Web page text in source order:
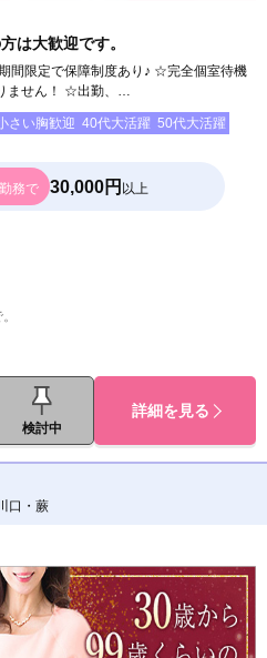
は大歓迎です。
間限定で保障制度あり♪ ☆完全個室待機
ません！ ☆出勤、…
さい胸歓迎 40代大活躍 50代大活躍
勤務で 30,000円 以上
検討中
詳細を見る
口・蕨